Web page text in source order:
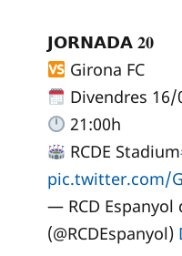
𝗝𝗢𝗥𝗡𝗔𝗗𝗔 𝟐𝟎
Girona FC
Divendres 16/
21:00h
RCDE Stadium
pic.twitter.com/
— RCD Espanyol
(@RCDEspanyol)